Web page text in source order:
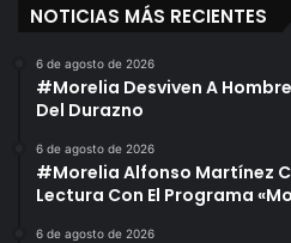
NOTICIAS MÁS RECIENTES
6 de agosto de 2026
#Morelia Desviven A
Del Durazno
6 de agosto de 2026
#Morelia Alfonso Martínez
Lectura Con El Programa
6 de agosto de 2026